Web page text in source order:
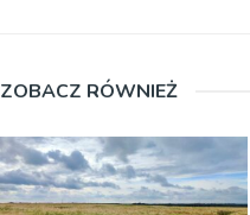
ZOBACZ RÓWNIEŻ